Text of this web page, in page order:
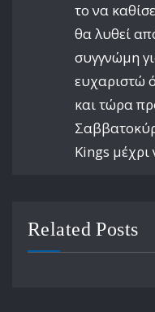
το να
θα λυθεί
συγγνώμη
ευχαριστώ
και τώρα
Kings
Related Posts